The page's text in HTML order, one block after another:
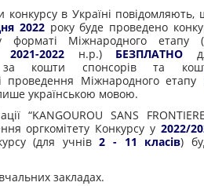
конкурсу в Україні повідомляють,
2022рокубуде проведено
форматі Міжнародного етапу
2021-2022н.р.) БЕЗПЛАТНО
за кошти спонсорів та
проведення Міжнародного етапу
українською мовою.
“KANGOUROU SANS
оргкомітету Конкурсу у 2022/
(для учнів2 - 11 класів)
закладах.